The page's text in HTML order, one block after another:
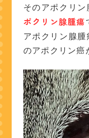
そのアポクリン
ポクリン腺腫瘍
アポクリン腺
のアポクリン癌